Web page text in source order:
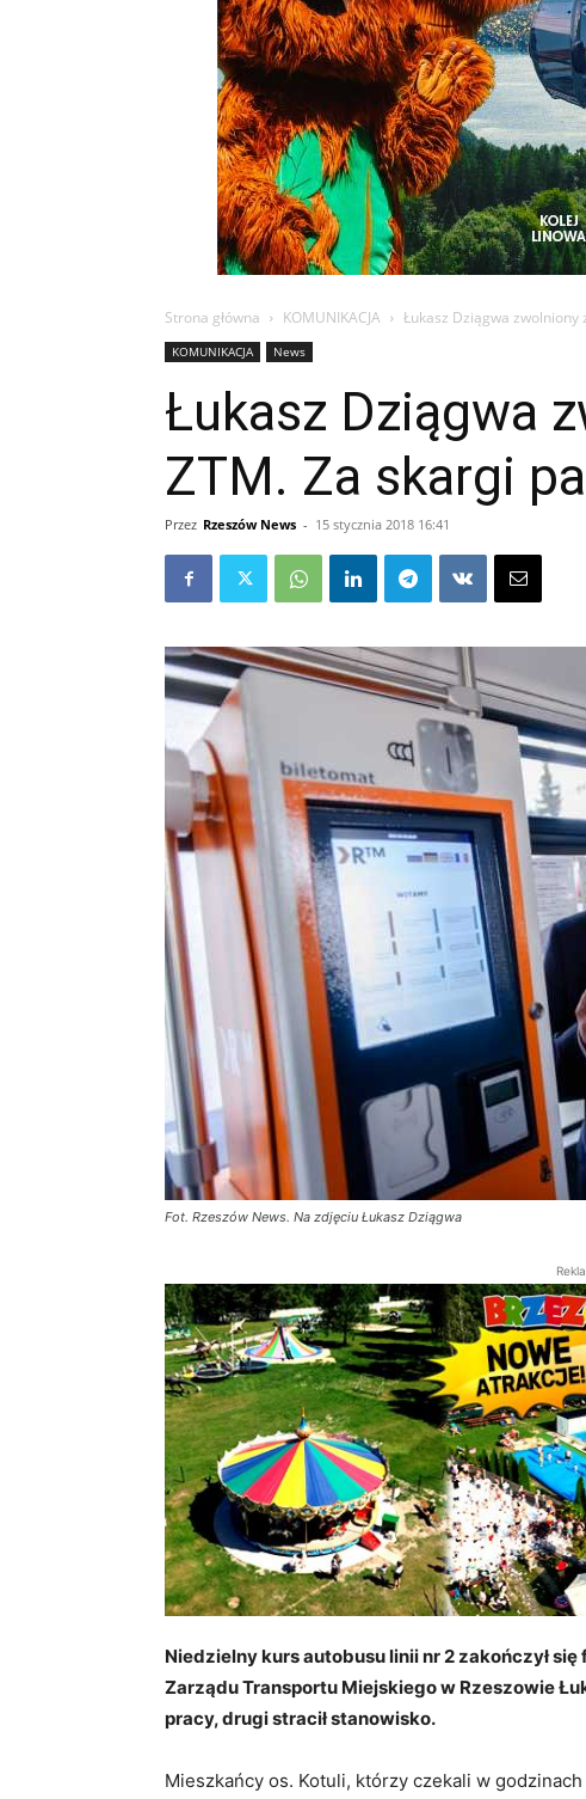
Strona główna KOMUNIKACJA Łukasz Dziągwa
KOMUNIKACJA News
Łukasz Dziągwa
ZTM. Za skargi
Przez Rzeszów News - 15 stycznia 2018 16:41
Fot. Rzeszów News. Na zdjęciu Łukasz Dziągwa
Niedzielny kurs autobusu linii nr 2 zakończył
Zarządu Transportu Miejskiego w Rzeszowie
pracy, drugi stracił stanowisko.
Mieszkańcy os. Kotuli, którzy czekali w